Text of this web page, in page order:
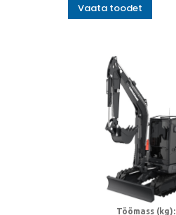
Vaata toodet
Töömass (kg):